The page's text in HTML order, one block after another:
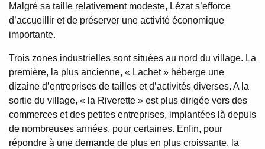
Malgré sa taille relativement modeste, Lézat s’efforce
d’accueillir et de préserver une activité économique
importante.
Trois zones industrielles sont situées au nord du village. La
première, la plus ancienne, « Lachet » héberge une
dizaine d’entreprises de tailles et d’activités diverses. A la
sortie du village, « la Riverette » est plus dirigée vers des
commerces et des petites entreprises, implantées là depuis
de nombreuses années, pour certaines. Enfin, pour
répondre à une demande de plus en plus croissante, la